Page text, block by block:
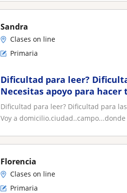
Sandra
Clases on line
Primaria
Dificultad para leer?
Necesitas apoyo para hacer
po...donde estés allí voy 🙂
Dificultad para leer? Dificultad para
Voy a domicilio.ciudad..campo...donde
Florencia
Clases on line
Primaria